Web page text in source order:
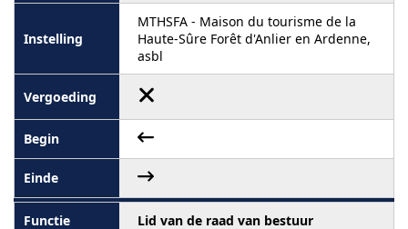
MTHSFA - Maison du tourisme de la
Haute-Sûre Forêt d'Anlier en Ardenne,
asbl
Lid van de raad van bestuur